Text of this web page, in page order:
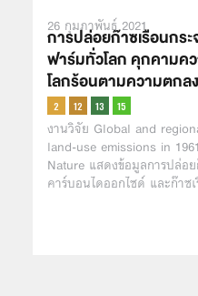
26 กุมภาพันธ์ 2021
การปล่อยก๊าซเรือนกร
ฟาร์มทั่วโลก คุกคามค
โลกร้อนตามความตกล
งานวิจัย Global and
land-use emissions in
Nature แสดงข้อมูลการปล่อ
คาร์บอนไดออกไซด์ และก๊า